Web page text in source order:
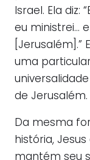
Israel. Ela diz:
eu ministrei…
[Jerusalém].”
uma
de Jerusalém.
Da mesma
história,
mantém seu